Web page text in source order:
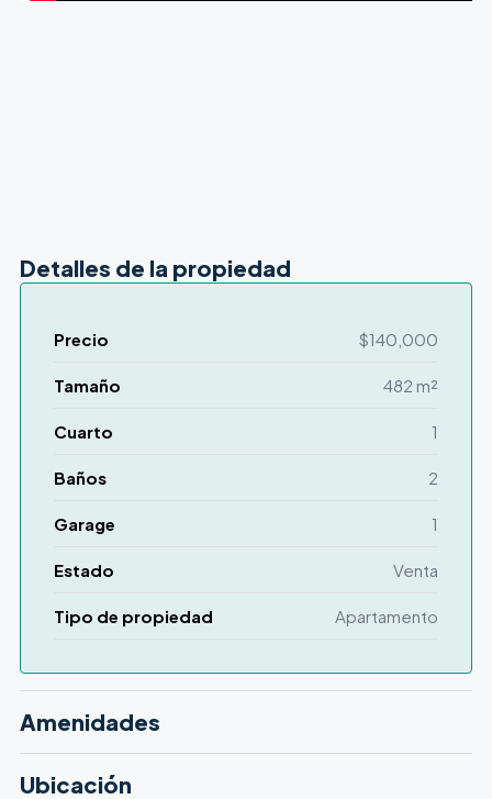
Detalles de la propiedad
Precio $140,000
Tamaño 482 m²
Cuarto 1
Baños 2
Garage 1
Estado Venta
Tipo de propiedad Apartamento
Amenidades
Ubicación